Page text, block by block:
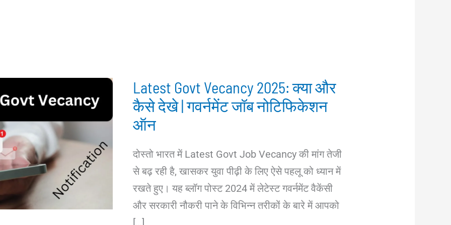
Latest Govt Vecancy 2025: क्या और
कैसे देखे | गवर्नमेंट जॉब नोटिफिकेशन
ऑन
दोस्तो भारत में Latest Govt Job Vecancy की मांग तेजी
से बढ़ रही है, खासकर युवा पीढ़ी के लिए ऐसे पहलू को ध्यान में
रखते हुए। यह ब्लॉग पोस्ट 2024 में लेटेस्ट गवर्नमेंट वैकेंसी
और सरकारी नौकरी पाने के विभिन्न तरीकों के बारे में आपको
[…]